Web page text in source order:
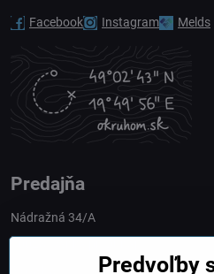
Facebook Instagram Melds
Predajňa
Nádražná 34/A
Predvoľby